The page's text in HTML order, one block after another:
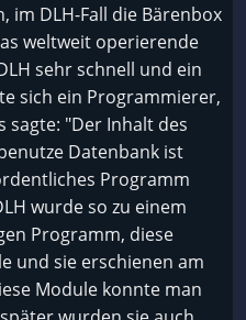
im DLH-Fall die Bärenbox
weltweit operierende
sehr schnell und ein
sich ein Programmierer,
sagte: "Der Inhalt des
Datenbank ist
Programm
wurde so zu einem
Programm, diese
und sie erschienen am
Module konnte man